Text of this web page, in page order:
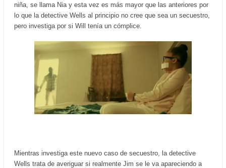
niña, se llama Nia y esta vez es más mayor que las anteriores por
lo que la detective Wells al principio no cree que sea un secuestro,
pero investiga por si Will tenía un cómplice.
Mientras investiga este nuevo caso de secuestro, la detective
Wells trata de averiguar si realmente Jim se le va apareciendo a